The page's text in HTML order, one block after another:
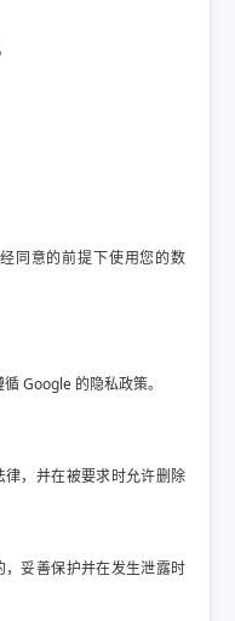
同意的前提下使用您的数
Google 的隐私政策。
，并在被要求时允许删除
妥善保护并在发生泄露时